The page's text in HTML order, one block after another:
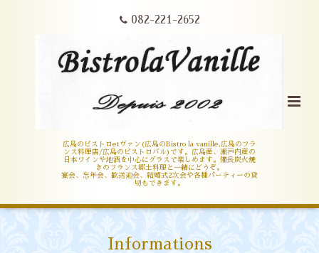
082-221-2652
広島のビストロetヴァン(広島のBistro la vanille,広島のフラ
ンス料理店/広島のビストロバル)です。広島産、瀬戸内産の
日本ワインや地酒を中心にグラスで楽しめます。備長炭火焼
きのフランス郷土料理と一緒にどうぞ。
宴会、忘年会、歓送迎会、結婚式2次会や各種パーティーの貸
切もできます。
Informations